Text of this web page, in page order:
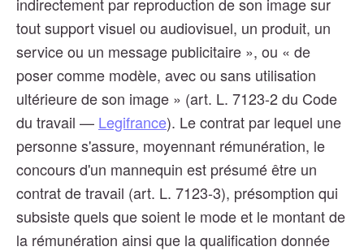
tout support visuel ou audiovisuel, un produit, un
service ou un message publicitaire », ou « de
poser comme modèle, avec ou sans utilisation
ultérieure de son image » (art. L. 7123-2 du Code
du travail — Legifrance). Le contrat par lequel une
personne s'assure, moyennant rémunération, le
concours d'un mannequin est présumé être un
contrat de travail (art. L. 7123-3), présomption qui
subsiste quels que soient le mode et le montant de
la rémunération ainsi que la qualification donnée